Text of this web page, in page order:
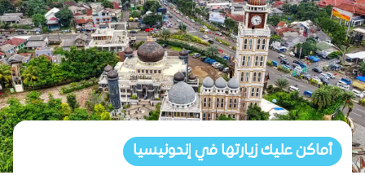
أماكن عليك زيارتها في إندونيسيا